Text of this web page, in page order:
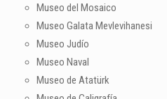
Museo del Mosaico
Museo Galata Mevlevihanesi
Museo Judío
Museo Naval
Museo de Atatürk